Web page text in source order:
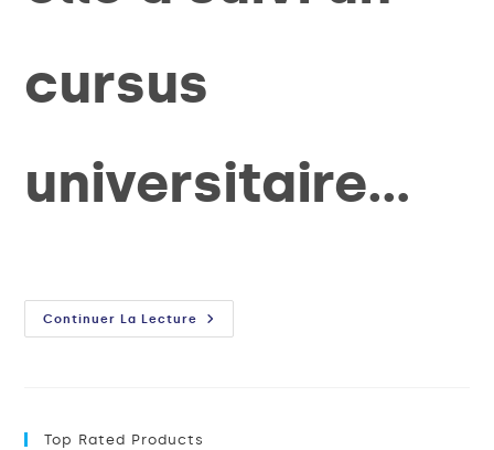
cursus
universitaire…
Continuer La Lecture
Top Rated Products